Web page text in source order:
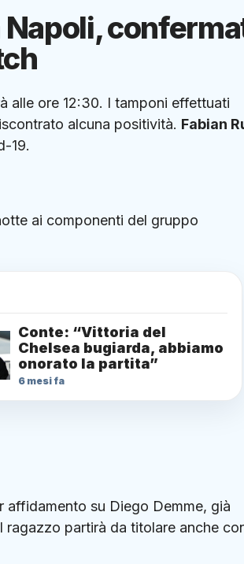
alle ore 12:30. I tamponi effettuati
alcuna positività. Fabian
19.
ai componenti del gruppo
Conte: “Vittoria del
Chelsea bugiarda, abbiamo
onorato la partita”
6 mesi fa
affidamento su Diego Demme, già
ragazzo partirà da titolare anche